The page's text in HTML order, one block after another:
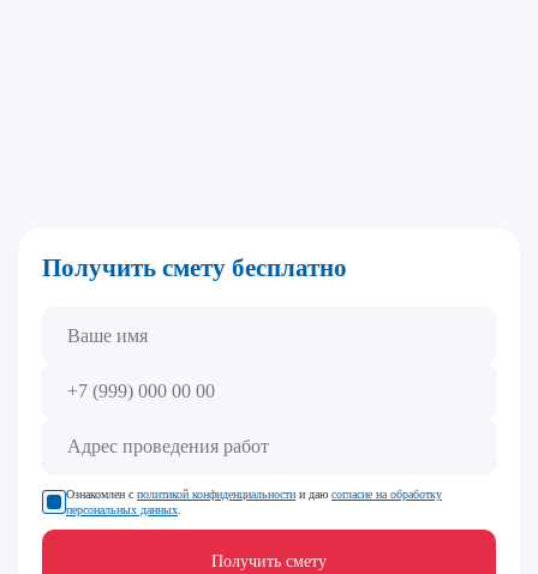
Получить смету бесплатно
Ознакомлен с политикой конфиденциальности и даю согласие на обработку
персональных данных
Получить смету